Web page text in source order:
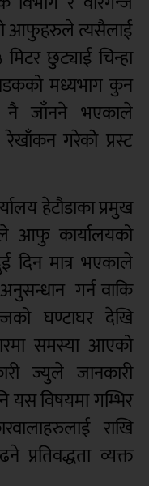
आफुहरुले त्यसैलाई
छुट्याई चिन्हा
मध्यभाग कुन
नै जाँनने भएकाले
गरेकोे प्रस्ट
हेटौडाका प्रमुख
आफु कार्यालयको
दिन मात्र भएकाले
गर्न वाकि
घण्टाघर देखि
समस्या आएको
ज्युले जानकारी
विषयमा गम्भिर
राखि
प्रतिवद्धता व्यक्त